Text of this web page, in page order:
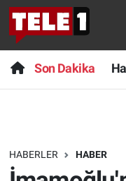
Son Dakika
HABERLER HABER
Anında Manşet
Başka
Bilim turu
Son Dakika
Haber
Dünya
Nöbetçi
Hava Durumu
Trafik Durumu